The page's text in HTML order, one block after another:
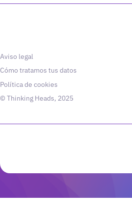
Aviso legal
Cómo tratamos tus datos
Política de cookies
© Thinking Heads, 2025